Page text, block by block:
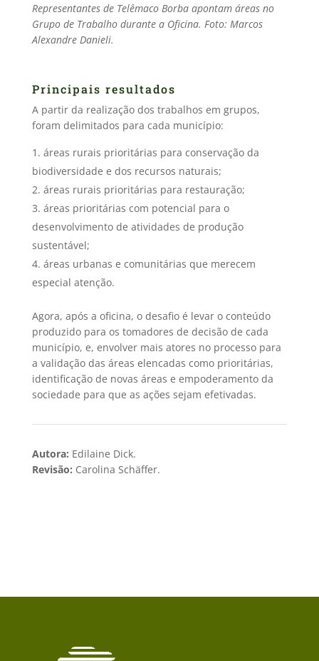
Representantes de Telêmaco Borba apontam áreas no
Grupo de Trabalho durante a Oficina. Foto: Marcos
Alexandre Danieli.
Principais resultados
A partir da realização dos trabalhos em grupos,
foram delimitados para cada município:
áreas rurais prioritárias para conservação da
biodiversidade e dos recursos naturais;
áreas rurais prioritárias para restauração;
áreas prioritárias com potencial para o
desenvolvimento de atividades de produção
sustentável;
áreas urbanas e comunitárias que merecem
especial atenção.
Agora, após a oficina, o desafio é levar o conteúdo
produzido para os tomadores de decisão de cada
município, e, envolver mais atores no processo para
a validação das áreas elencadas como prioritárias,
identificação de novas áreas e empoderamento da
sociedade para que as ações sejam efetivadas.
Autora: Edilaine Dick.
Revisão: Carolina Schäffer.